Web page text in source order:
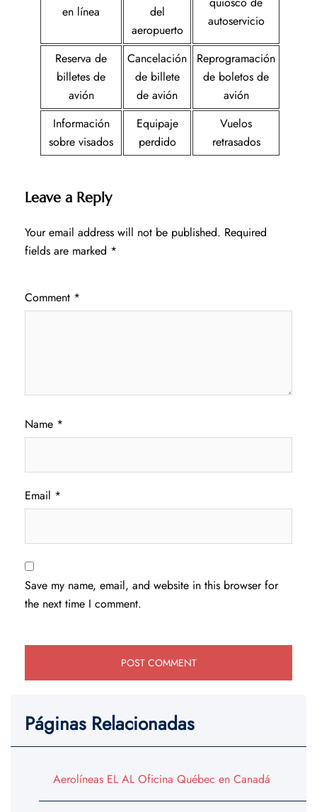
en línea
del
aeropuerto
autoservicio
Reserva de
billetes de
avión
Cancelación
de billete
de avión
Reprogramación
de boletos de
avión
Información
sobre visados
Equipaje
perdido
Vuelos
retrasados
Leave a Reply
Your email address will not be published. Required
fields are marked *
Comment *
Name *
Email *
Save my name, email, and website in this browser for
the next time I comment.
Páginas Relacionadas
Aerolíneas EL AL Oficina Québec en Canadá